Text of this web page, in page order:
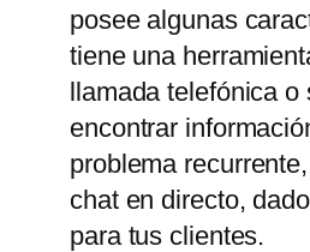
posee algunas
tiene una
llamada telefónica
encontrar
problema
chat en directo,
para tus clientes.